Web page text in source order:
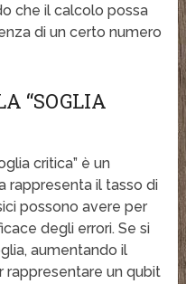
che il calcolo possa
di un certo numero
“SOGLIA
critica” è un
rappresenta il tasso di
possono avere per
degli errori. Se si
aumentando il
rappresentare un qubit